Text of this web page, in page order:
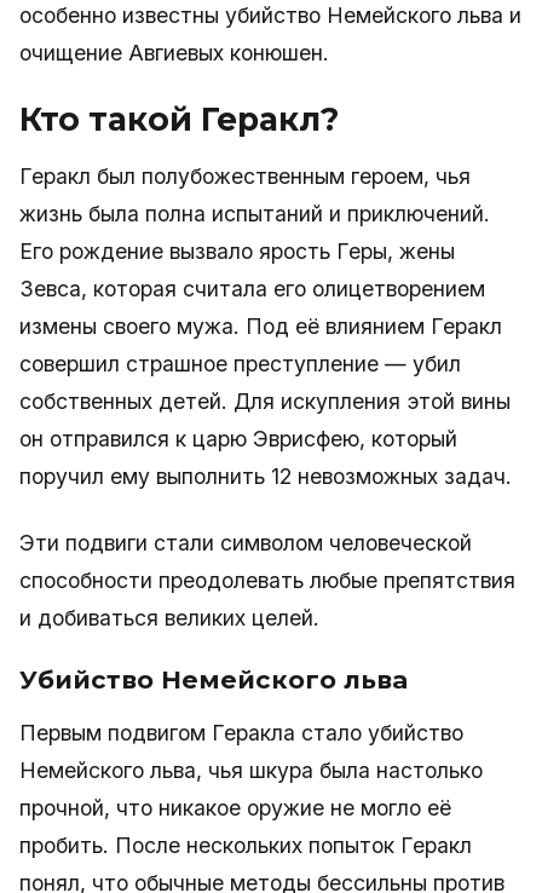
особенно известны убийство Немейского льва и
очищение Авгиевых конюшен.
Кто такой Геракл?
Геракл был полубожественным героем, чья
жизнь была полна испытаний и приключений.
Его рождение вызвало ярость Геры, жены
Зевса, которая считала его олицетворением
измены своего мужа. Под её влиянием Геракл
совершил страшное преступление — убил
собственных детей. Для искупления этой вины
он отправился к царю Эврисфею, который
поручил ему выполнить 12 невозможных задач.
Эти подвиги стали символом человеческой
способности преодолевать любые препятствия
и добиваться великих целей.
Убийство Немейского льва
Первым подвигом Геракла стало убийство
Немейского льва, чья шкура была настолько
прочной, что никакое оружие не могло её
пробить. После нескольких попыток Геракл
понял, что обычные методы бессильны против